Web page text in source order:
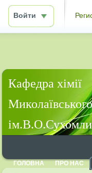
Войти
Кафедра хімії
ГОЛОВНА ПРО НАС